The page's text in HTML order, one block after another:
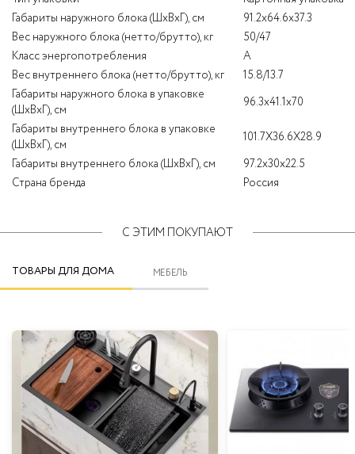
Габариты наружного блока (ШхВхГ), см
91.2x64.6x37.3
Вес наружного блока (нетто/брутто), кг
50/47
Класс энергопотребления
A
Вес внутреннего блока (нетто/брутто), кг
15.8/13.7
Габариты наружного блока в упаковке
(ШхВхГ), см
96.3х41.1х70
Габариты внутреннего блока в упаковке
(ШхВхГ), см
101.7X36.6X28.9
Габариты внутреннего блока (ШхВхГ), см
97.2x30x22.5
Страна бренда
Россия
С ЭТИМ ПОКУПАЮТ
ТОВАРЫ ДЛЯ ДОМА МЕБЕЛЬ